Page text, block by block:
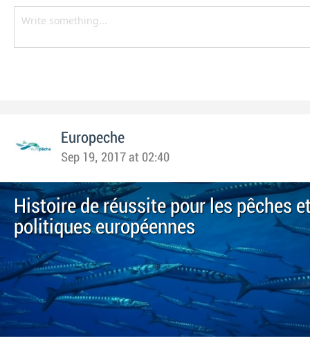
Europeche
Sep 19, 2017 at 02:40
Histoire de réussite pour les pêches
politiques européennes